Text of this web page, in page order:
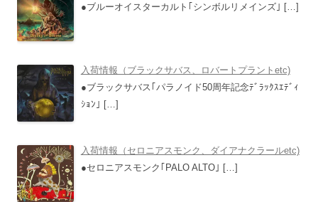
●ブルーオイスターカルト｢シンボルリメインズ｣ […]
入荷情報（ブラックサバス、ロバートプラントetc)
●ブラックサバス｢パラノイド50周年記念ﾃﾞﾗｯｸｽｴﾃﾞｨ
ｼｮﾝ｣ […]
入荷情報（セロニアスモンク、ダイアナクラールetc)
●セロニアスモンク｢PALO ALTO｣ […]